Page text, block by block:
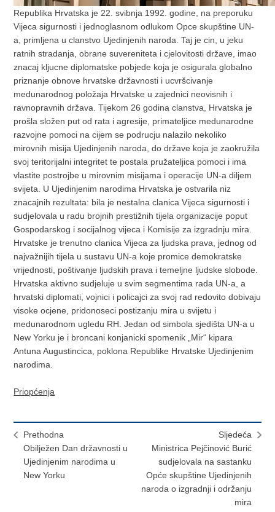
Republika Hrvatska je 22. svibnja 1992. godine, na preporuku
Vijeca sigurnosti i jednoglasnom odlukom Opce skupštine UN-
a, primljena u clanstvo Ujedinjenih naroda. Taj je cin, u jeku
ratnih stradanja, obrane suvereniteta i cjelovitosti države, imao
znacaj kljucne diplomatske pobjede koja je osigurala globalno
priznanje obnove hrvatske državnosti i ucvršcivanje
medunarodnog položaja Hrvatske u zajednici neovisnih i
ravnopravnih država. Tijekom 26 godina clanstva, Hrvatska je
prošla složen put od rata i agresije, primateljice medunarodne
razvojne pomoci na cijem se podrucju nalazilo nekoliko
mirovnih misija Ujedinjenih naroda, do države koja je zaokružila
svoj teritorijalni integritet te postala pružateljica pomoci i ima
vlastite postrojbe u mirovnim misijama i operacije UN-a diljem
svijeta. U Ujedinjenim narodima Hrvatska je ostvarila niz
znacajnih rezultata: bila je nestalna clanica Vijeca sigurnosti i
sudjelovala u radu brojnih prestižnih tijela organizacije poput
Gospodarskog i socijalnog vijeca i Komisije za izgradnju mira.
Hrvatske je trenutno clanica Vijeca za ljudska prava, jednog od
najvažnijih tijela u sustavu UN-a koje promice demokratske
vrijednosti, poštivanje ljudskih prava i temeljne ljudske slobode.
Hrvatska aktivno sudjeluje u svim segmentima rada UN-a, a
hrvatski diplomati, vojnici i policajci za svoj rad redovito dobivaju
visoke ocjene, pridonoseci postizanju mira u svijetu i
medunarodnom ugledu RH. Jedan od simbola sjedišta UN-a u
New Yorku je i broncani konjanicki spomenik „Mir“ kipara
Antuna Augustincica, poklona Republike Hrvatske Ujedinjenim
narodima.
Priopćenja
Prethodna
Obilježen Dan državnosti u
Ujedinjenim narodima u
New Yorku
Sljedeća
Ministrica Pejčinović Burić
sudjelovala na sastanku
Opće skupštine Ujedinjenih
naroda o izgradnji i održanju
mira